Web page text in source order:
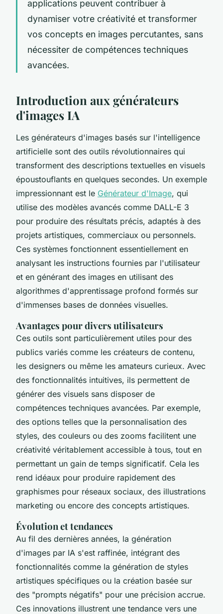
applications peuvent contribuer à
dynamiser votre créativité et transformer
vos concepts en images percutantes, sans
nécessiter de compétences techniques
avancées.
Introduction aux générateurs
d'images IA
Les générateurs d'images basés sur l'intelligence
artificielle sont des outils révolutionnaires qui
transforment des descriptions textuelles en visuels
époustouflants en quelques secondes. Un exemple
impressionnant est le Générateur d'Image, qui
utilise des modèles avancés comme DALL-E 3
pour produire des résultats précis, adaptés à des
projets artistiques, commerciaux ou personnels.
Ces systèmes fonctionnent essentiellement en
analysant les instructions fournies par l'utilisateur
et en générant des images en utilisant des
algorithmes d'apprentissage profond formés sur
d'immenses bases de données visuelles.
Avantages pour divers utilisateurs
Ces outils sont particulièrement utiles pour des
publics variés comme les créateurs de contenu,
les designers ou même les amateurs curieux. Avec
des fonctionnalités intuitives, ils permettent de
générer des visuels sans disposer de
compétences techniques avancées. Par exemple,
des options telles que la personnalisation des
styles, des couleurs ou des zooms facilitent une
créativité véritablement accessible à tous, tout en
permettant un gain de temps significatif. Cela les
rend idéaux pour produire rapidement des
graphismes pour réseaux sociaux, des illustrations
marketing ou encore des concepts artistiques.
Évolution et tendances
Au fil des dernières années, la génération
d'images par IA s'est raffinée, intégrant des
fonctionnalités comme la génération de styles
artistiques spécifiques ou la création basée sur
des "prompts négatifs" pour une précision accrue.
Ces innovations illustrent une tendance vers une